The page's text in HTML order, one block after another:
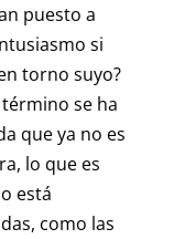
puesto a
si
torno suyo?
se ha
que ya no es
lo que es
está
como las